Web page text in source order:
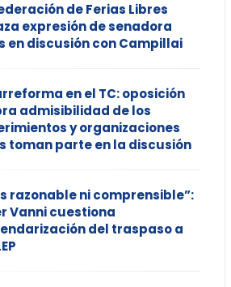
de Ferias Libres
expresión de senadora
en discusión con Campillai
en el TC: oposición
admisibilidad de los
y organizaciones
toman parte en la discusión
razonable ni comprensible”:
Vanni cuestiona
del traspaso a